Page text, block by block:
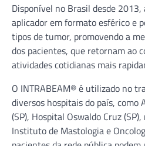
Disponível no Brasil desde
aplicador em formato esférico e
tipos de tumor, promovendo a
dos pacientes, que retornam ao
atividades cotidianas mais
O INTRABEAM® é utilizado no
diversos hospitais do país, como
(SP), Hospital Oswaldo Cruz
Instituto de Mastologia e